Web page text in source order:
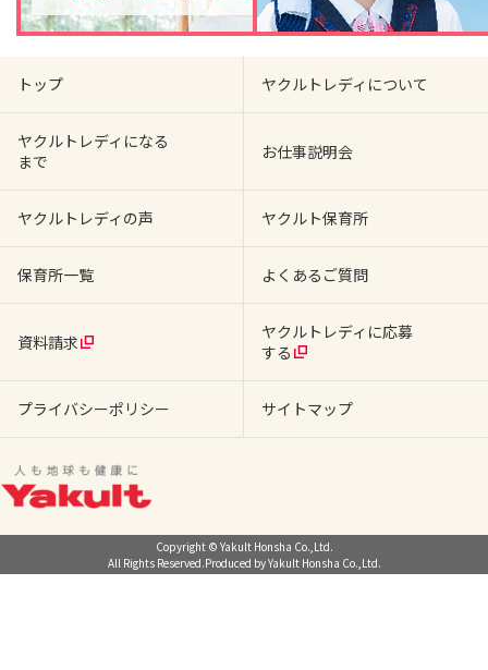
トップ ヤクルトレディについて
ヤクルトレディになる
まで
お仕事説明会
ヤクルトレディの声 ヤクルト保育所
保育所一覧 よくあるご質問
資料請求
ヤクルトレディに応募
する
プライバシーポリシー サイトマップ
Copyright © Yakult Honsha Co.,Ltd.
All Rights Reserved.Produced by Yakult Honsha Co.,Ltd.